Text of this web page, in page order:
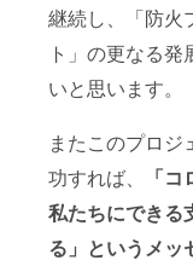
継続し、「防火
ト」の更なる発
いと思います。
またこのプロジ
功すれば、
「
私たちにできる
る」というメッ